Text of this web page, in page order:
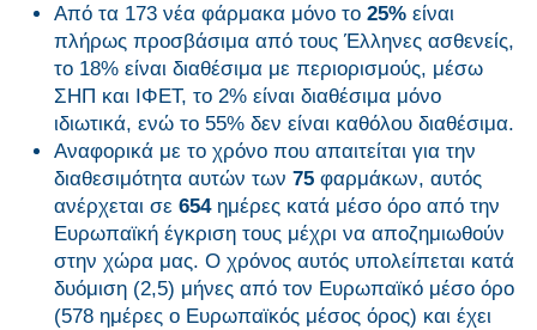
Από τα 173 νέα φάρμακα μόνο το 25% είναι
πλήρως προσβάσιμα από τους Έλληνες ασθενείς,
το 18% είναι διαθέσιμα με περιορισμούς, μέσω
ΣΗΠ και ΙΦΕΤ, το 2% είναι διαθέσιμα μόνο
ιδιωτικά, ενώ το 55% δεν είναι καθόλου διαθέσιμα.
Αναφορικά με το χρόνο που απαιτείται για την
διαθεσιμότητα αυτών των 75 φαρμάκων, αυτός
ανέρχεται σε 654ημέρες κατά μέσο όρο από την
Ευρωπαϊκή έγκριση τους μέχρι να αποζημιωθούν
στην χώρα μας. Ο χρόνος αυτός υπολείπεται κατά
δυόμιση (2,5) μήνες από τον Ευρωπαϊκό μέσο όρο
(578 ημέρες ο Ευρωπαϊκός μέσος όρος) και έχει